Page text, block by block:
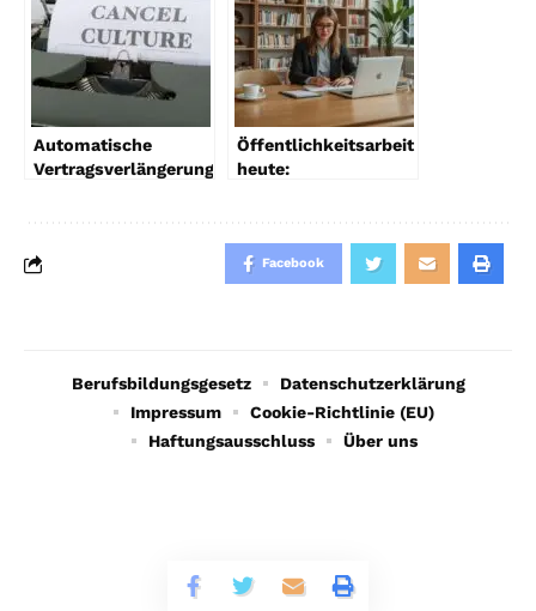
Automatische
Vertragsverlängerung
Öffentlichkeitsarbeit
heute:
Facebook
Berufsbildungsgesetz
Datenschutzerklärung
Impressum
Cookie-Richtlinie (EU)
Haftungsausschluss
Über uns